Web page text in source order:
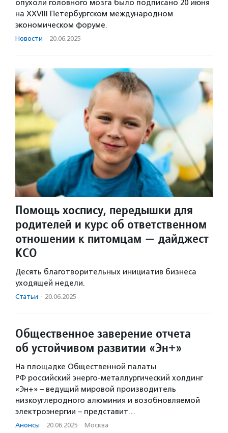
опухоли головного мозга было подписано 20 июня
на XXVIII Петербургском международном
экономическом форуме.
Новости · 20.06.2025
Помощь хоспису, передышки для
родителей и курс об ответственном
отношении к питомцам — дайджест
КСО
Десять благотворительных инициатив бизнеса
уходящей недели.
Статьи · 20.06.2025
Общественное заверение отчета
об устойчивом развитии «Эн+»
На площадке Общественной палаты
РФ российский энерго-металлургический холдинг
«Эн+» – ведущий мировой производитель
низкоуглеродного алюминия и возобновляемой
электроэнергии – представит…
Анонсы · 20.06.2025 · Москва